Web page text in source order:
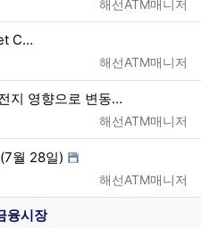
해선ATM매니저
C…
등록자
해선ATM매니저
지 영향으로 변동…
등록자
해선ATM매니저
월 28일)
등록자
해선ATM매니저
융시장